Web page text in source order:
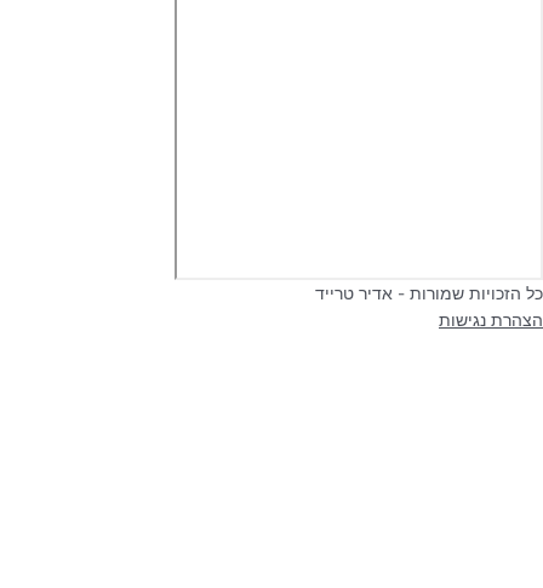
כל הזכויות שמורות - אדיר טרייד
הצהרת נגישות